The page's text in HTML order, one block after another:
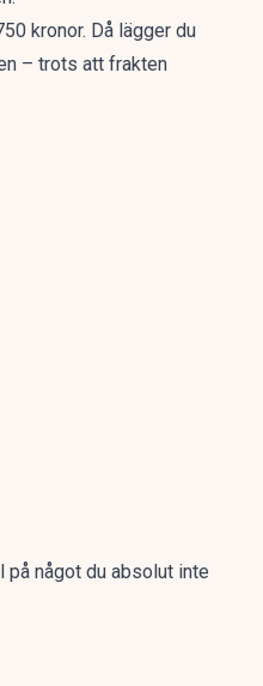
kronor. Då lägger du
– trots att frakten
på något du absolut inte